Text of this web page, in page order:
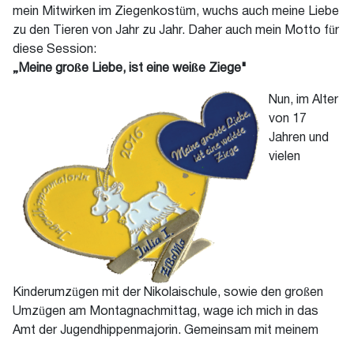
mein Mitwirken im Ziegenkostüm, wuchs auch meine Liebe
zu den Tieren von Jahr zu Jahr. Daher auch mein Motto für
diese Session:
„Meine große Liebe, ist eine weiße Ziege"
Nun, im Alter
von 17
Jahren und
vielen
Kinderumzügen mit der Nikolaischule, sowie den großen
Umzügen am Montagnachmittag, wage ich mich in das
Amt der Jugendhippenmajorin. Gemeinsam mit meinem